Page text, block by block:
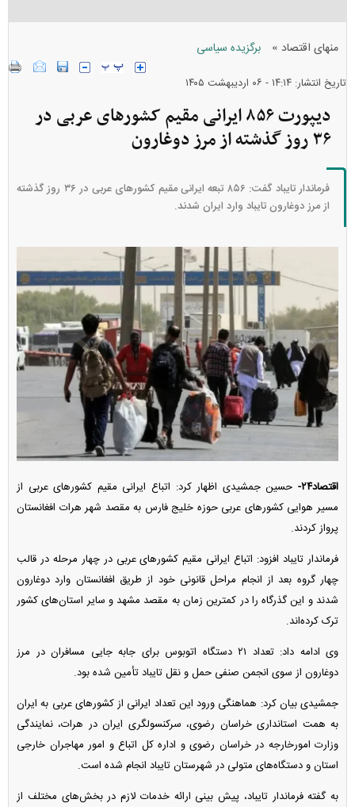
منهای اقتصاد » برگزیده سیاسی
تاریخ انتشار: ۱۴:۱۴ - ۰۶ ارديبهشت ۱۴۰۵
دیپورت ۸۵۶ ایرانی مقیم کشورهای عربی در
۳۶ روز گذشته از مرز دوغارون
فرماندار تایباد گفت: ۸۵۶ تبعه ایرانی مقیم کشورهای عربی در ۳۶ روز گذشته
از مرز دوغارون تایباد وارد ایران شدند.
اقتصاد۲۴-
حسین جمشیدی اظهار کرد: اتباع ایرانی مقیم کشورهای عربی از
مسیر هوایی کشورهای عربی حوزه خلیج فارس به مقصد شهر هرات افغانستان
پرواز کردند.
فرماندار تایباد افزود: اتباع ایرانی مقیم کشورهای عربی در چهار مرحله در قالب
چهار گروه بعد از انجام مراحل قانونی خود از طریق افغانستان وارد دوغارون
شدند و این گذرگاه را در کمترین زمان به مقصد مشهد و سایر استان‌های کشور
ترک کرده‌اند.
وی ادامه داد: تعداد ۲۱ دستگاه اتوبوس برای جابه جایی مسافران در مرز
دوغارون از سوی انجمن صنفی حمل و نقل تایباد تأمین شده بود.
جمشیدی بیان کرد: هماهنگی ورود این تعداد ایرانی از کشورهای عربی به ایران
به همت استانداری خراسان رضوی، سرکنسولگری ایران در هرات، نمایندگی
وزارت امورخارجه در خراسان رضوی و اداره کل اتباع و امور مهاجران خارجی
استان و دستگاه‌های متولی در شهرستان تایباد انجام شده است.
به گفته فرماندار تایباد، پیش بینی ارائه خدمات لازم در بخش‌های مختلف از